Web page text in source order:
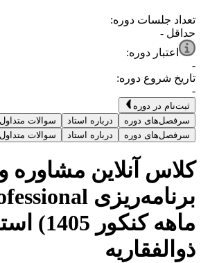
تعداد جلسات دوره:
حداقل -
اعتبار دوره:
-
تاریخ شروع دوره:
-
ثبت‌نام در دوره
سرفصل‌های دوره
درباره استاد
سوالات متداول
سرفصل‌های دوره
درباره استاد سوالات متداول
کلاس آنلاین مشاوره و
ماهه
ذوالفقاریه